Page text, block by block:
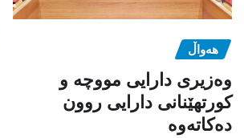
هەواڵ
وەزیری دارایی مووچە و
کورتهێنانی دارایی روون
دەکاتەوە